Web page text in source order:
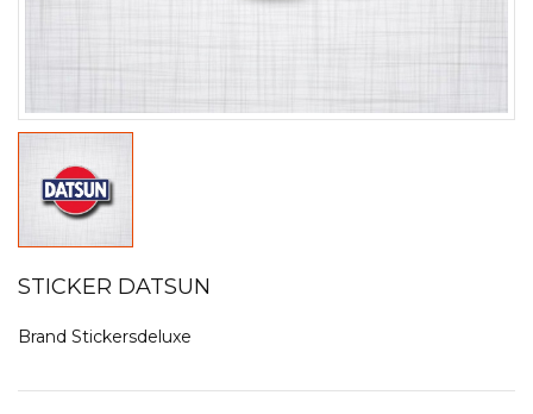
STICKER DATSUN
Brand Stickersdeluxe